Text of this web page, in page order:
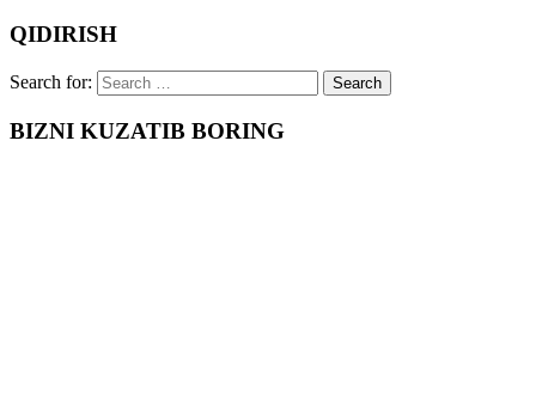
QIDIRISH
Search for:
BIZNI KUZATIB BORING